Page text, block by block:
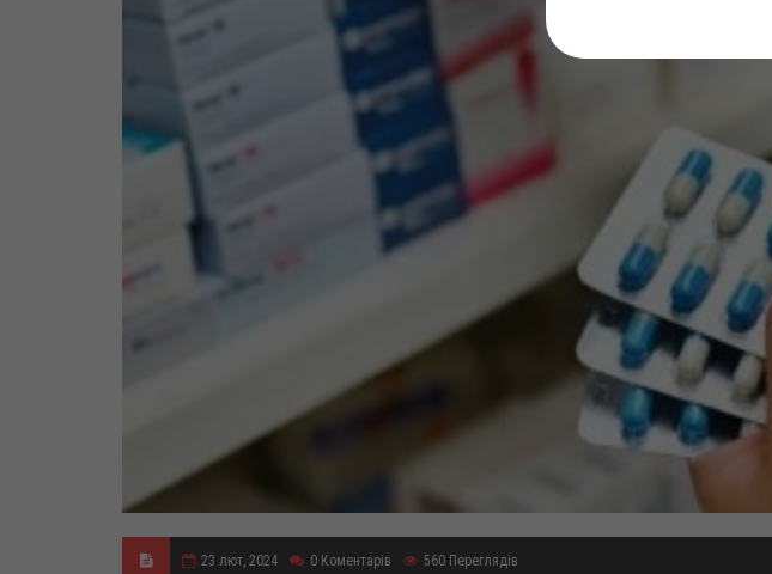
23 лют, 2024 0 Коментарів 560 Переглядів